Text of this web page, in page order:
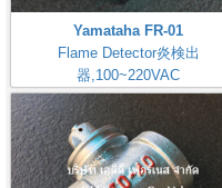
Yamataha FR-01
Flame Detector炎検出
器,100~220VAC
Check: Flame Rod